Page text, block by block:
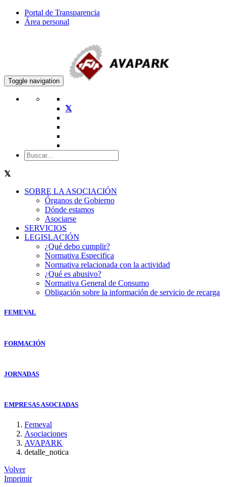
Portal de Transparencia
Área personal
Toggle navigation
SOBRE LA ASOCIACIÓN
Órganos de Gobierno
Dónde estamos
Asociarse
SERVICIOS
LEGISLACIÓN
¿Qué debo cumplir?
Normativa Especifica
Normativa relacionada con la actividad
¿Qué es abusivo?
Normativa General de Consumo
Obligación sobre la información de servicio de recarga
FEMEVAL
FORMACIÓN
JORNADAS
EMPRESAS ASOCIADAS
Femeval
Asociaciones
AVAPARK
detalle_notica
Volver
Imprimir